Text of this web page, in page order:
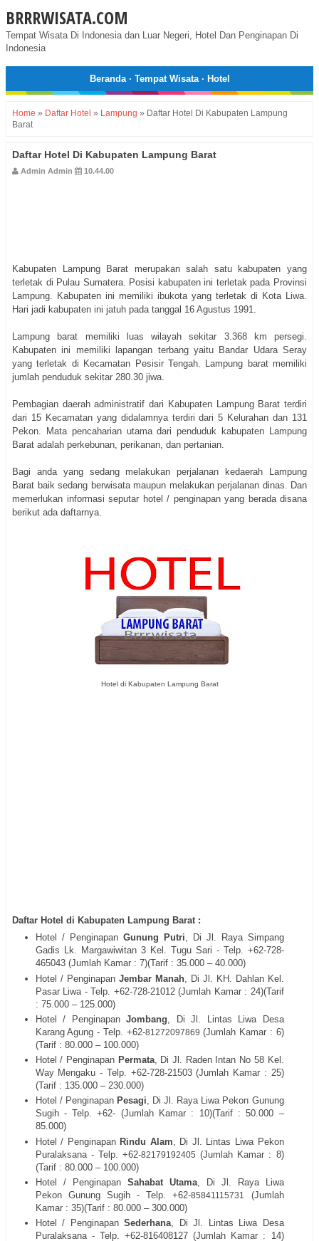
BRRRWISATA.COM
Tempat Wisata Di Indonesia dan Luar Negeri, Hotel Dan Penginapan Di
Indonesia
Beranda· Tempat Wisata· Hotel
Home » Daftar Hotel » Lampung » Daftar Hotel Di Kabupaten Lampung
Barat
Daftar Hotel Di Kabupaten Lampung Barat
Admin Admin 10.44.00
Kabupaten Lampung Barat merupakan salah satu kabupaten yang
terletak di Pulau Sumatera. Posisi kabupaten ini terletak pada Provinsi
Lampung. Kabupaten ini memiliki ibukota yang terletak di Kota Liwa.
Hari jadi kabupaten ini jatuh pada tanggal 16 Agustus 1991.
Lampung barat memiliki luas wilayah sekitar 3.368 km persegi.
Kabupaten ini memiliki lapangan terbang yaitu Bandar Udara Seray
yang terletak di Kecamatan Pesisir Tengah. Lampung barat memiliki
jumlah penduduk sekitar 280.30 jiwa.
Pembagian daerah administratif dari Kabupaten Lampung Barat terdiri
dari 15 Kecamatan yang didalamnya terdiri dari 5 Kelurahan dan 131
Pekon. Mata pencaharian utama dari penduduk kabupaten Lampung
Barat adalah perkebunan, perikanan, dan pertanian.
Bagi anda yang sedang melakukan perjalanan kedaerah Lampung
Barat baik sedang berwisata maupun melakukan perjalanan dinas. Dan
memerlukan informasi seputar hotel / penginapan yang berada disana
berikut ada daftarnya.
Hotel di Kabupaten Lampung Barat
Daftar Hotel di Kabupaten Lampung Barat :
Hotel / Penginapan Gunung Putri, Di Jl. Raya Simpang
Gadis Lk. Margawiwitan 3 Kel. Tugu Sari - Telp. +62-728-
465043 (Jumlah Kamar : 7)(Tarif : 35.000 – 40.000)
Hotel / Penginapan Jembar Manah, Di Jl. KH. Dahlan Kel.
Pasar Liwa - Telp. +62-728-21012 (Jumlah Kamar : 24)(Tarif
: 75.000 – 125.000)
Hotel / Penginapan Jombang , Di Jl. Lintas Liwa Desa
Karang Agung - Telp. +62-81272097869 (Jumlah Kamar : 6)
(Tarif : 80.000 – 100.000)
Hotel / Penginapan Permata, Di Jl. Raden Intan No 58 Kel.
Way Mengaku - Telp. +62-728-21503 (Jumlah Kamar : 25)
(Tarif : 135.000 – 230.000)
Hotel / Penginapan Pesagi, Di Jl. Raya Liwa Pekon Gunung
Sugih - Telp. +62- (Jumlah Kamar : 10)(Tarif : 50.000 –
85.000)
Hotel / PenginapanRindu Alam , Di Jl. Lintas Liwa Pekon
Puralaksana - Telp. +62-82179192405 (Jumlah Kamar : 8)
(Tarif : 80.000 – 100.000)
Hotel / Penginapan Sahabat Utama, Di Jl. Raya Liwa
Pekon
Gunung Sugih - Telp. +62-85841115731
(Jumlah
Kamar : 35)(Tarif : 80.000 – 300.000)
Hotel / Penginapan Sederhana, Di Jl. Lintas Liwa Desa
Puralaksana - Telp. +62-816408127 (Jumlah Kamar : 14)